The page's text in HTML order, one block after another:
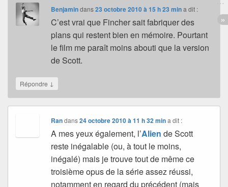
Benjamindans23 octobre 2010 à 15 h 23 min a dit :
C’est vrai que Fincher sait fabriquer des
plans qui restent bien en mémoire. Pourtant
le film me paraît moins abouti que la version
de Scott.
Répondre ↓
Randans24 octobre 2010 à 11 h 32 min a dit :
A mes yeux également, l’Alien de Scott
reste inégalable (ou, à tout le moins,
inégalé) mais je trouve tout de même ce
troisième opus de la série assez réussi,
notamment en regard du précédent (mais